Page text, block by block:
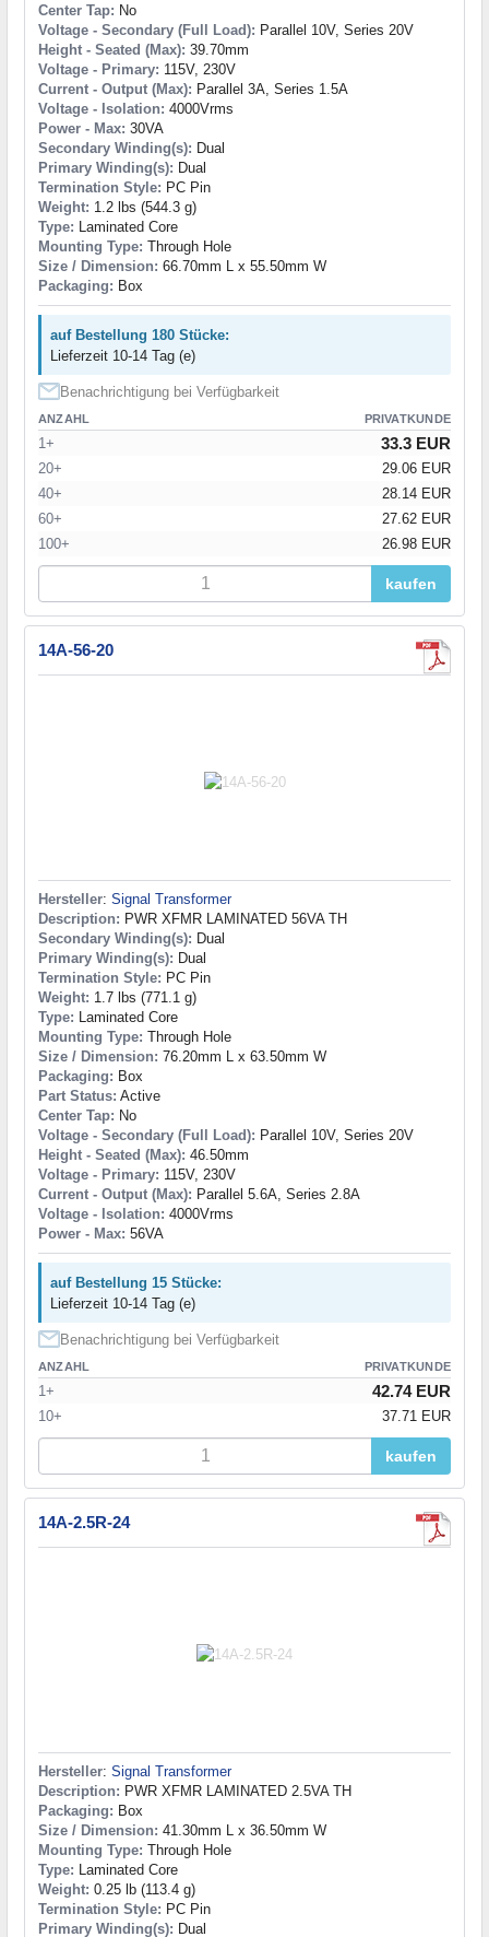
Center Tap: No
Voltage - Secondary (Full Load): Parallel 10V, Series 20V
Height - Seated (Max): 39.70mm
Voltage - Primary: 115V, 230V
Current - Output (Max): Parallel 3A, Series 1.5A
Voltage - Isolation: 4000Vrms
Power - Max: 30VA
Secondary Winding(s): Dual
Primary Winding(s): Dual
Termination Style: PC Pin
Weight: 1.2 lbs (544.3 g)
Type: Laminated Core
Mounting Type: Through Hole
Size / Dimension: 66.70mm L x 55.50mm W
Packaging: Box
auf Bestellung 180 Stücke:
Lieferzeit 10-14 Tag (e)
Benachrichtigung bei Verfügbarkeit
ANZAHL PRIVATKUNDE
1+ 33.3 EUR
20+
29.06 EUR
40+
28.14 EUR
60+
27.62 EUR
100+
26.98 EUR
kaufen
14A-56-20
Hersteller: Signal Transformer
Description: PWR XFMR LAMINATED 56VA TH
Secondary Winding(s): Dual
Primary Winding(s): Dual
Termination Style: PC Pin
Weight: 1.7 lbs (771.1 g)
Type: Laminated Core
Mounting Type: Through Hole
Size / Dimension: 76.20mm L x 63.50mm W
Packaging: Box
Part Status: Active
Center Tap: No
Voltage - Secondary (Full Load): Parallel 10V, Series 20V
Height - Seated (Max): 46.50mm
Voltage - Primary: 115V, 230V
Current - Output (Max): Parallel 5.6A, Series 2.8A
Voltage - Isolation: 4000Vrms
Power - Max: 56VA
auf Bestellung 15 Stücke:
Lieferzeit 10-14 Tag (e)
Benachrichtigung bei Verfügbarkeit
ANZAHL PRIVATKUNDE
1+ 42.74 EUR
10+ 37.71 EUR
kaufen
14A-2.5R-24
Hersteller: Signal Transformer
Description: PWR XFMR LAMINATED 2.5VA TH
Packaging: Box
Size / Dimension: 41.30mm L x 36.50mm W
Mounting Type: Through Hole
Type: Laminated Core
Weight: 0.25 lb (113.4 g)
Termination Style: PC Pin
Primary Winding(s): Dual